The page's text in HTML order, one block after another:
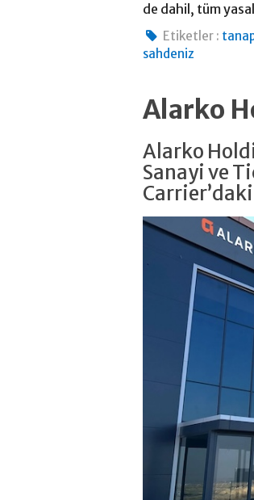
de dahil, tüm
Etiketler :
sahdeniz
Alarko
Alarko
Sanayi ve